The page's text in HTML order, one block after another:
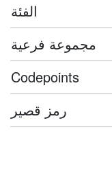
الفئة
مجموعة فرعية
Codepoints
رمز قصير